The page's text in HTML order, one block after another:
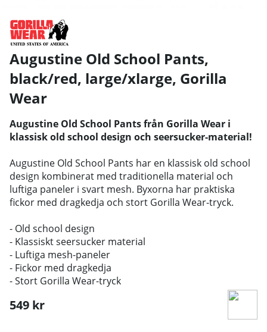
Augustine Old School Pants,
black/red, large/xlarge, Gorilla
Wear
Augustine Old School Pants från Gorilla Wear i
klassisk old school design och seersucker-material!
Augustine Old School Pants har en klassisk old school
design kombinerat med traditionella material och
luftiga paneler i svart mesh. Byxorna har praktiska
fickor med dragkedja och stort Gorilla Wear-tryck.
- Old school design
- Klassiskt seersucker material
- Luftiga mesh-paneler
- Fickor med dragkedja
- Stort Gorilla Wear-tryck
549 kr